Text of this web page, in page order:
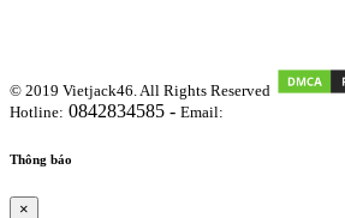
© 2019 Vietjack46. All Rights Reserved
Hotline: 0842834585 - Email:
Thông báo
×